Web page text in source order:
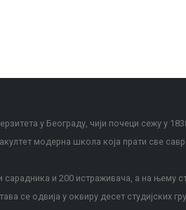
у Београду, чији почеци сежу у
модерна школа која прати све
и 200 истраживача, а на њему
се одвија у оквиру десет студијских